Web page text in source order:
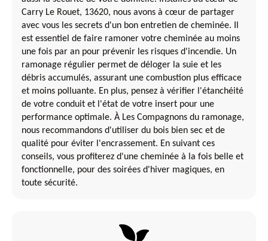
Carry Le Rouet, 13620, nous avons à cœur de partager
avec vous les secrets d'un bon entretien de cheminée. Il
est essentiel de faire ramoner votre cheminée au moins
une fois par an pour prévenir les risques d'incendie. Un
ramonage régulier permet de déloger la suie et les
débris accumulés, assurant une combustion plus efficace
et moins polluante. En plus, pensez à vérifier l'étanchéité
de votre conduit et l'état de votre insert pour une
performance optimale. À Les Compagnons du ramonage,
nous recommandons d'utiliser du bois bien sec et de
qualité pour éviter l'encrassement. En suivant ces
conseils, vous profiterez d'une cheminée à la fois belle et
fonctionnelle, pour des soirées d'hiver magiques, en
toute sécurité.